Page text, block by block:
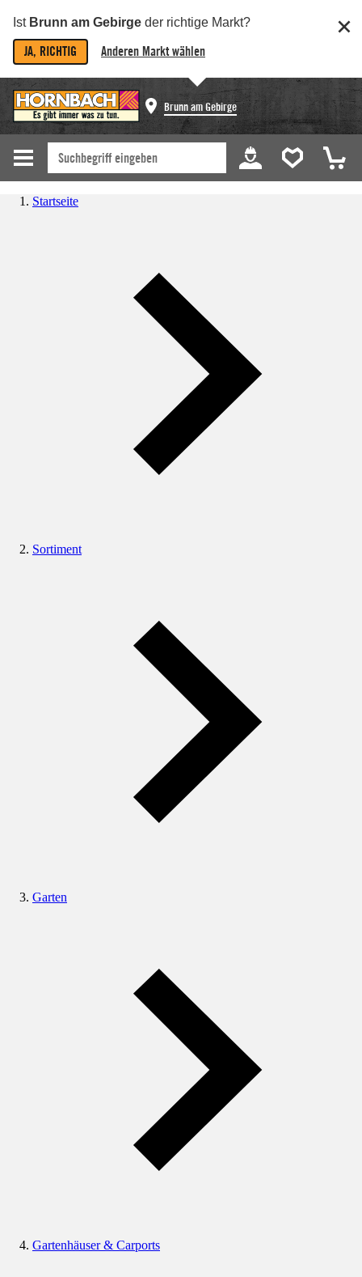
Ist Brunn am Gebirge der richtige Markt?
JA, RICHTIG Anderen Markt wählen
Brunn am Gebirge
Startseite
Sortiment
Garten
Gartenhäuser & Carports